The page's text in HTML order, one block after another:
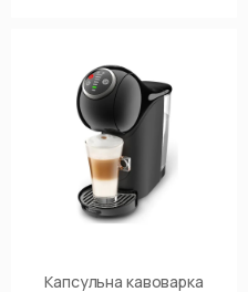
Капсульна кавоварка